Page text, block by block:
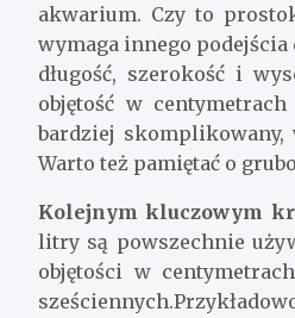
akwarium. Czy to
wymaga innego
długość, szerokość i
objętość w
bardziej skomplikowany,
Warto też pamiętać o
Kolejnym kluczowym
litry są powszechnie
objętości w